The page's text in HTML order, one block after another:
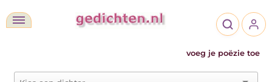
voeg je poëzie toe